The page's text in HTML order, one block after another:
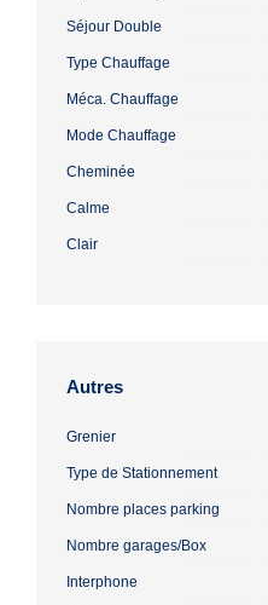
Séjour Double
Type Chauffage
Méca. Chauffage
Mode Chauffage
Cheminée
Calme
Clair
Autres
Grenier
Type de Stationnement
Nombre places parking
Nombre garages/Box
Interphone